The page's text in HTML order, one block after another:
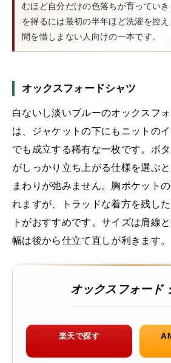
むほど自分だけの色落ちが育ってい
を得るには最初の半年ほど洗濯を控
間を惜しまない人向けの一本です。
オックスフォードシャツ
白ないし淡いブルーのオックスフ
は、ジャケットの下にもニットの
でも成立する稀有な一枚です。ボ
がしっかり立ち上がる仕様を選ぶ
まわりが弛みません。胸ポケット
れますが、トラッドな着方を残し
トがおすすめです。サイズは肩線
幅は後から仕立て直しが利きます。
オックスフォード
楽天で探す